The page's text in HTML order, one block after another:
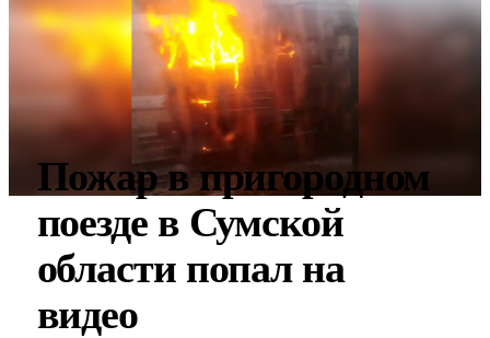
Пожар в пригородном
поезде в Сумской
области попал на
видео